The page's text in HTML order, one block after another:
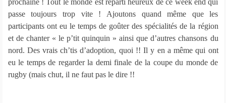
prochaine ! Tout le monde est reparti heureux de ce week end qui
passe toujours trop vite ! Ajoutons quand même que les
participants ont eu le temps de goûter des spécialités de la région
et de chanter « le p’tit quinquin » ainsi que d’autres chansons du
nord. Des vrais ch’tis d’adoption, quoi !! Il y en a même qui ont
eu le temps de regarder la demi finale de la coupe du monde de
rugby (mais chut, il ne faut pas le dire !!